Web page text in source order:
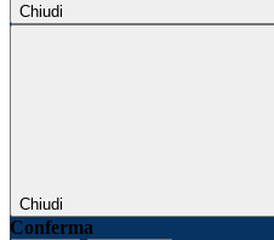
Chiudi
Chiudi
Conferma